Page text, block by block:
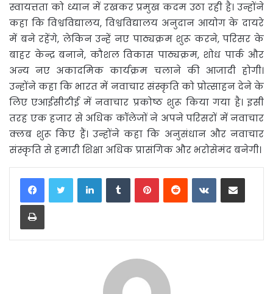
स्वायत्तता को ध्यान में रखकर प्रमुख कदम उठा रही है। उन्होंने
कहा कि विश्वविद्यालय, विश्वविद्यालय अनुदान आयोग के दायरे
में बने रहेंगे, लेकिन उन्हें नए पाठ्यक्रम शुरू करने, परिसर के
बाहर केन्द्र बनाने, कौशल विकास पाठ्यक्रम, शोध पार्क और
अन्य नए अकादमिक कार्यक्रम चलाने की आजादी होगी।
उन्होंने कहा कि भारत में नवाचार संस्कृति को प्रोत्साहन देने के
लिए एआईसीटीई में नवाचार प्रकोष्ठ शुरू किया गया है। इसी
तरह एक हजार से अधिक कॉलेजों ने अपने परिसरों में नवाचार
क्लब शुरू किए हैं। उन्होंने कहा कि अनुसंधान और नवाचार
संस्कृति से हमारी शिक्षा अधिक प्रासंगिक और भरोसेमंद बनेगी।
LinkedInTumblrPinterestReddit VKontakteShare via Email
Print